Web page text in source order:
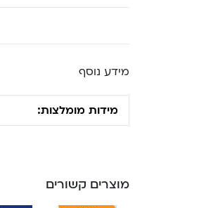
מידע נוסף
מידות מומלצות:
מוצרים קשורים